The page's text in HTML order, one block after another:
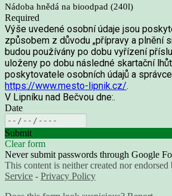
Nádoba hnědá na bioodpad (240l)
Required
Výše uvedené osobní údaje jsou
způsobem z důvodu „přípravy a plnění
budou používány po dobu vyřízení
uloženy po dobu následné skartační
poskytovatele osobních údajů a
https://www.mesto-lipnik.cz/.
V Lipníku nad Bečvou dne:.
Date
Submit
Clear form
Never submit passwords through Google
This content is neither created nor
Service - Privacy Policy